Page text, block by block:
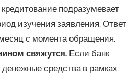
подразумевает
изучения заявления. Ответ
с момента обращения.
свяжутся.Если банк
средства в рамках